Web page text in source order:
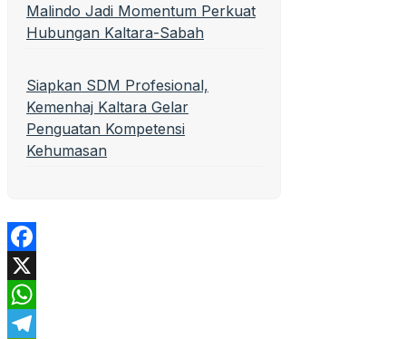
Malindo Jadi Momentum Perkuat
Hubungan Kaltara-Sabah
Siapkan SDM Profesional,
Kemenhaj Kaltara Gelar
Penguatan Kompetensi
Kehumasan
Facebook
X
WhatsApp